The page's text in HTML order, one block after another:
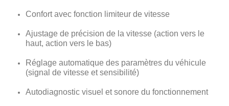
Confort avec fonction limiteur de vitesse
Ajustage de précision de la vitesse (action vers le
haut, action vers le bas)
Réglage automatique des paramètres du véhicule
(signal de vitesse et sensibilité)
Autodiagnostic visuel et sonore du fonctionnement